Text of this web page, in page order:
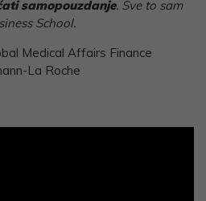
samopouzdanje. Sve to sam
School.
Medical Affairs Finance
La Roche